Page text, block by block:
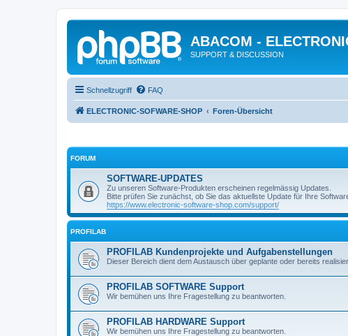
ABACOM -
SUPPORT & DISCUSSION
Schnellzugriff FAQ
ELECTRONIC-SOFWARE-SHOP Foren-Übersicht
FORUM
SOFTWARE-UPDATES
Zu unseren Software-Produkten erscheinen regelmässig Updates.
Bitte prüfen Sie zunächst, ob Sie das aktuellste Update für Ihre
https://www.electronic-software-shop.com/support/
PROFILAB
PROFILAB Kundenprojekte und Aufgabenstellungen
Dieser Bereich dient dem Austausch über geplante oder bereits
PROFILAB SOFTWARE Support
Wir bemühen uns Ihre Fragestellung zu beantworten.
PROFILAB HARDWARE Support
Wir bemühen uns Ihre Fragestellung zu beantworten.